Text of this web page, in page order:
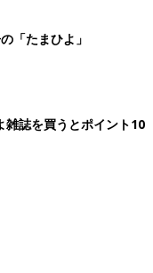
「たまひよ」
雑誌を買うとポイント10